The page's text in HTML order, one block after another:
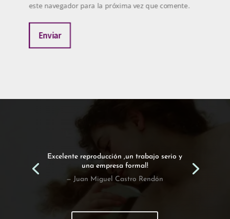
este navegador para la próxima vez que comente.
Enviar
Excelente reproducción ,un trabajo serio y
una empresa formal!
— Juan Miguel Castro Rendón